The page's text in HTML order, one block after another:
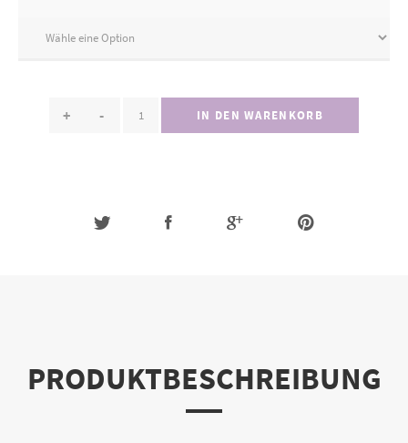
+ - IN DEN WARENKORB
PRODUKTBESCHREIBUNG